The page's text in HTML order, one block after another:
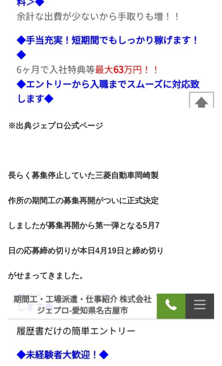
※出典ジェプロ公式ページ
長らく募集停止していた三菱自動車岡崎製
作所の期間工の募集再開がついに正式決定
しましたが募集再開から第一弾となる5月7
日の応募締め切りが本日4月19日と締め切り
がせまってきました。